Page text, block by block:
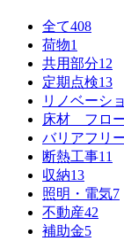
全て408
荷物1
共用部分12
定期点検13
リノベーシ
床材 フロ
バリアフリ
断熱工事11
収納13
照明・電気7
不動産42
補助金5